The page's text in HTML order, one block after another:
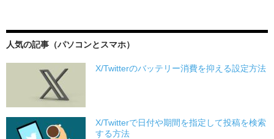
人気の記事（パソコンとスマホ）
X/Twitterのバッテリー消費を抑える設定方法
X/Twitterで日付や期間を指定して投稿を検索
する方法